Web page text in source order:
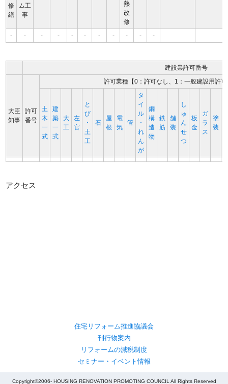
修
繕
ム工
事
熱
改
修
- - - - - - - - - - -
建設業許可番号
大臣
知事
許可
番号
許可業種【0：許可なし、1：一般建設用許
土
木
一
式
建
築
一
式
大
工
左
官
と
び
･
土
工
石
屋
根
電
気
管
タ
イ
ル
･
れ
ん
が
鋼
構
造
物
鉄
筋
舗
装
し
ゅ
ん
せ
つ
板
金
ガ
ラ
ス
塗
装
アクセス
住宅リフォーム推進協議会
刊行物案内
リフォームの減税制度
セミナー・イベント情報
Copyright©2006- HOUSING RENOVATION PROMOTING COUNCIL All Rights Reserved